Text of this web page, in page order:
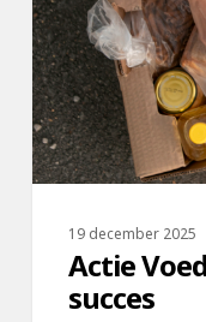
19 december 2025
Actie
succes